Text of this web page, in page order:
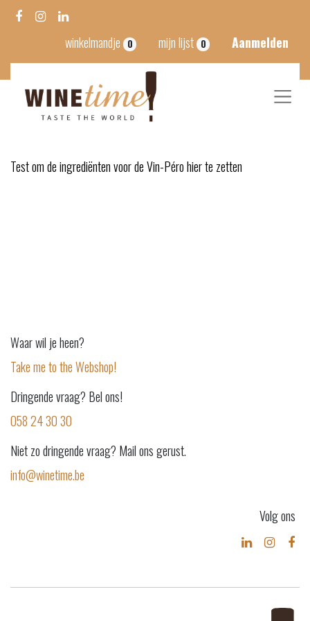
winkelmandje 0 mijn lijst 0 Aanmelden
Test om de ingrediënten voor de Vin-Péro hier te zetten
Waar wil je heen?
Take me to the Webshop!
Dringende vraag? Bel ons!
058 24 30 30
Niet zo dringende vraag? Mail ons gerust.
info@winetime.be
Volg ons